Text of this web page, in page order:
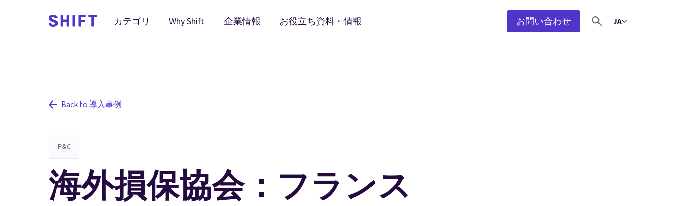
カテゴリ Why Shift 企業情報 お役立ち資料・情報 お問い合わせ JASelect language
Back to 導入事例
P&C
海外損保協会：フランス